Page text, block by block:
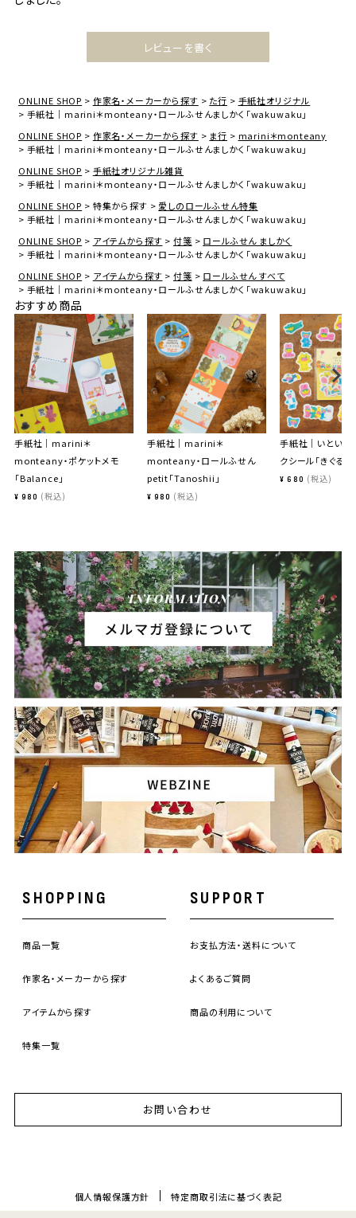
レビューを書く
ONLINE SHOP 作家名・メーカーから探す た行
手紙社オリジナル
手紙社｜marini＊monteany・ロールふせんましかく「wakuwaku」
ONLINE SHOP
作家名・メーカーから探す ま行
marini＊monteany
手紙社｜marini＊monteany・ロールふせんましかく「wakuwaku」
ONLINE SHOP
手紙社オリジナル雑貨
手紙社｜marini＊monteany・ロールふせんましかく「wakuwaku」
ONLINE SHOP
特集から探す
愛しのロールふせん特集
手紙社｜marini＊monteany・ロールふせんましかく「wakuwaku」
ONLINE SHOP
アイテムから探す 付箋
ロールふせん ましかく
手紙社｜marini＊monteany・ロールふせんましかく「wakuwaku」
ONLINE SHOP
アイテムから探す 付箋
ロールふせん すべて
手紙社｜marini＊monteany・ロールふせんましかく「wakuwaku」
おすすめ商品
手紙社｜marini＊
monteany・ポケットメモ
「Balance」
¥ 980 税込
手紙社｜marini＊
monteany・ロールふせん
petit「Tanoshii」
¥ 980 税込
手紙社｜いといゆ
クシール「きぐるみ
¥ 680 税込
SHOPPING
商品一覧
作家名・メーカーから探す
アイテムから探す
特集一覧
SUPPORT
お支払方法・送料について
よくあるご質問
商品の利用について
お問い合わせ
個人情報保護方針 特定商取引法に基づく表記